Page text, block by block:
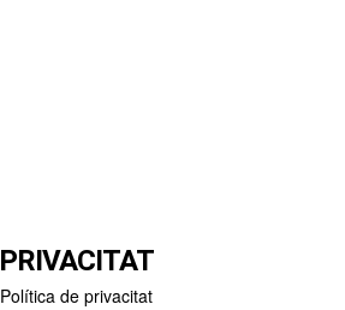
PRIVACITAT
Política de privacitat